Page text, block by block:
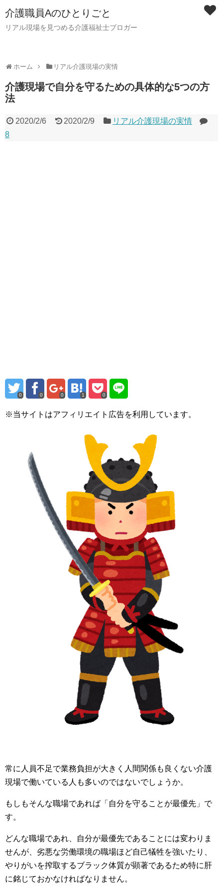
介護職員Aのひとりごと
リアル現場を見つめる介護福祉士ブロガー
ホーム リアル介護現場の実情
介護現場で自分を守るための具体的な5つの方
法
2020/2/6 2020/2/9
リアル介護現場の実情
8
0 0 0 1 0
※当サイトはアフィリエイト広告を利用しています。
常に人員不足で業務負担が大きく人間関係も良くない介護
現場で働いている人も多いのではないでしょうか。
もしもそんな職場であれば「自分を守ることが最優先」で
す。
どんな職場であれ、自分が最優先であることには変わりま
せんが、劣悪な労働環境の職場ほど自己犠牲を強いたり、
やりがいを搾取するブラック体質が顕著であるため特に肝
に銘じておかなければなりません。